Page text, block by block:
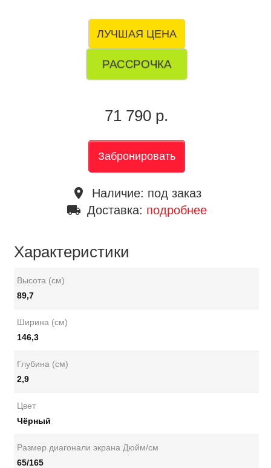
ЛУЧШАЯ ЦЕНА
РАССРОЧКА
71 790 р.
Забронировать
place Наличие: под заказ
local_shipping Доставка: подробнее
Характеристики
Высота (см)
89,7
Ширина (см)
146,3
Глубина (см)
2,9
Цвет
Чёрный
Размер диагонали экрана Дюйм/см
65/165